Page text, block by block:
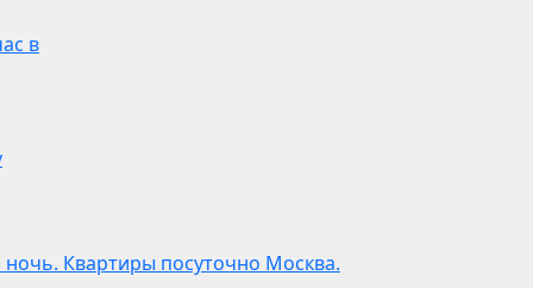
в
Квартиры посуточно Москва.